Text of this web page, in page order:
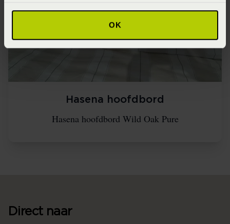
OK
Hasena hoofdbord
Hasena hoofdbord Wild Oak Pure
Direct naar